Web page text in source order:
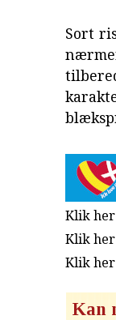
Sort
Klik her
Klik
Klik
Kan